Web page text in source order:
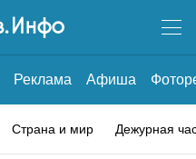
Реклама Афиша
Страна и мир Дежурная